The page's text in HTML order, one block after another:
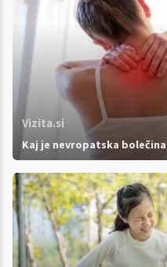
Vizita.si
Kaj je nevropatska